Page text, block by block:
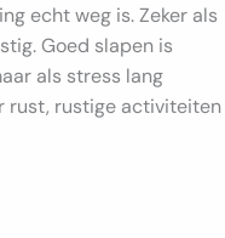
echt weg is. Zeker als
Goed slapen is
als stress lang
rust, rustige activiteiten